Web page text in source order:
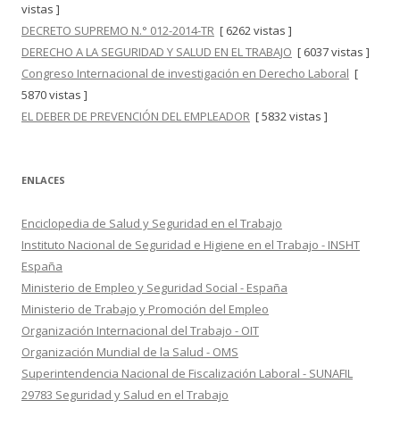
vistas ]
DECRETO SUPREMO N.° 012-2014-TR [ 6262 vistas ]
DERECHO A LA SEGURIDAD Y SALUD EN EL TRABAJO [ 6037 vistas ]
Congreso Internacional de investigación en Derecho Laboral [
5870 vistas ]
EL DEBER DE PREVENCIÓN DEL EMPLEADOR [ 5832 vistas ]
ENLACES
Enciclopedia de Salud y Seguridad en el Trabajo
Instituto Nacional de Seguridad e Higiene en el Trabajo - INSHT
España
Ministerio de Empleo y Seguridad Social - España
Ministerio de Trabajo y Promoción del Empleo
Organización Internacional del Trabajo - OIT
Organización Mundial de la Salud - OMS
Superintendencia Nacional de Fiscalización Laboral - SUNAFIL
29783 Seguridad y Salud en el Trabajo